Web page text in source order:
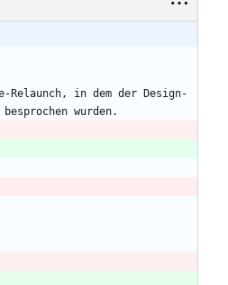
Relaunch, in dem der Design-